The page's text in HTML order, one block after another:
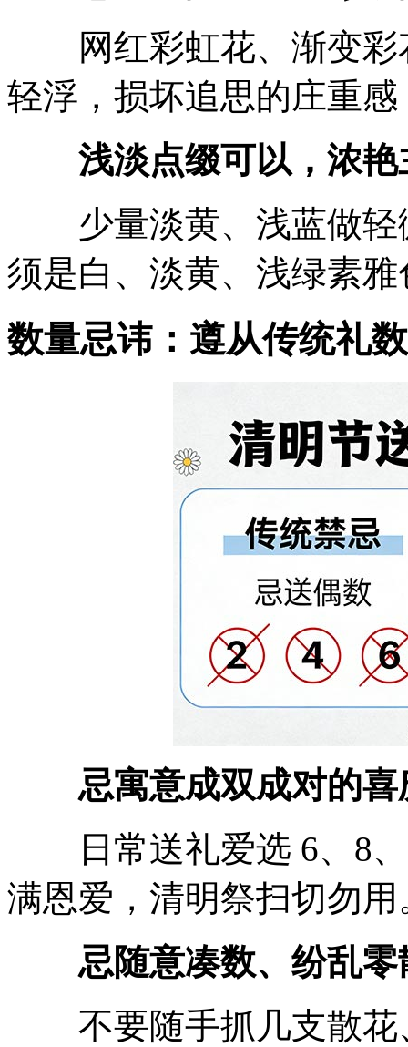
网红彩虹花、渐变彩
轻浮，损坏追思的庄重
浅淡点缀可以，浓
少量淡黄、浅蓝做轻
须是白、淡黄、浅绿素雅
数量忌讳：遵从传统礼
忌寓意成双成对的喜
日常送礼爱选 6、8、
满恩爱，清明祭扫切勿用
忌随意凑数、纷乱零
不要随手抓几支散花